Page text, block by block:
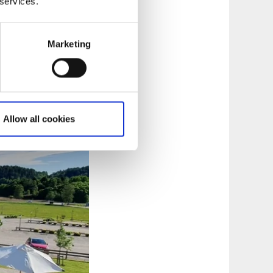
Marketing
Allow all cookies
Stallgården ett